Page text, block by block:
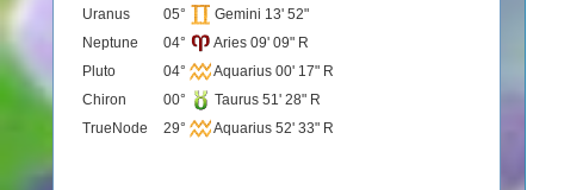
Uranus
05°
Gemini 13' 52"
Neptune
04°
Aries 09' 09" R
Pluto
04°
Aquarius 00' 17" R
Chiron
00°
Taurus 51' 28" R
TrueNode
29° Aquarius 52' 33" R